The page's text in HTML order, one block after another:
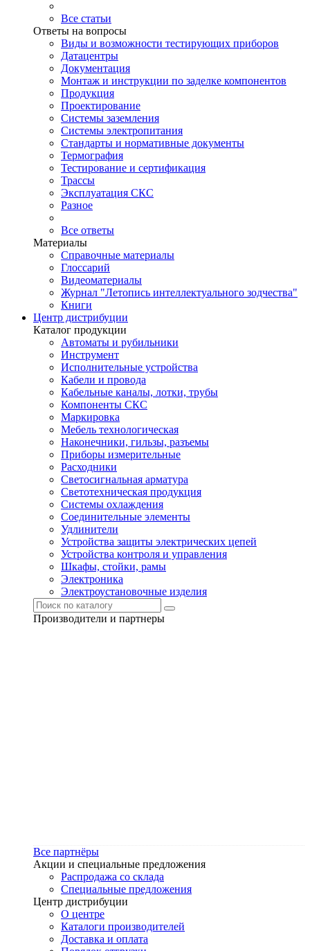
Все статьи
Ответы на вопросы
Виды и возможности тестирующих приборов
Датацентры
Документация
Монтаж и инструкции по заделке компонентов
Продукция
Проектирование
Системы заземления
Системы электропитания
Стандарты и нормативные документы
Термография
Тестирование и сертификация
Трассы
Эксплуатация СКС
Разное
Все ответы
Материалы
Справочные материалы
Глоссарий
Видеоматериалы
Журнал "Летопись интеллектуального зодчества"
Книги
Центр дистрибуции
Каталог продукции
Автоматы и рубильники
Инструмент
Исполнительные устройства
Кабели и провода
Кабельные каналы, лотки, трубы
Компоненты СКС
Маркировка
Мебель технологическая
Наконечники, гильзы, разъемы
Приборы измерительные
Расходники
Светосигнальная арматура
Светотехническая продукция
Системы охлаждения
Соединительные элементы
Удлинители
Устройства защиты электрических цепей
Устройства контроля и управления
Шкафы, стойки, рамы
Электроника
Электроустановочные изделия
Производители и партнеры
Все партнёры
Акции и специальные предложения
Распродажа со склада
Специальные предложения
Центр дистрибуции
О центре
Каталоги производителей
Доставка и оплата